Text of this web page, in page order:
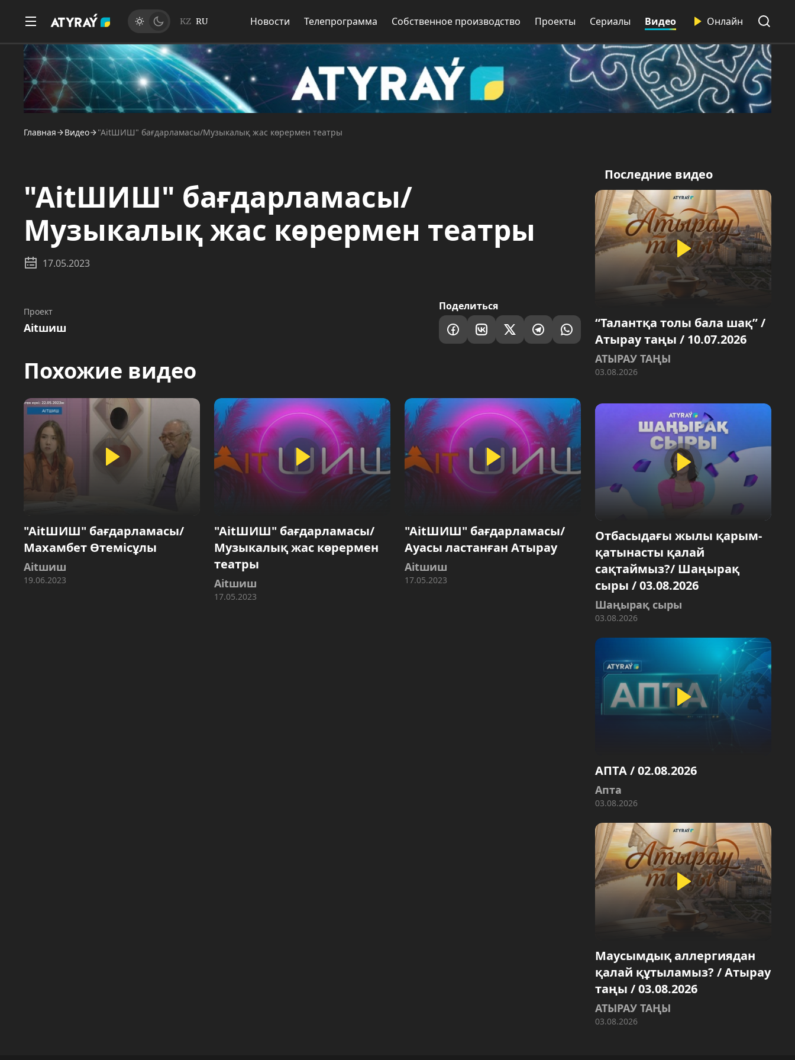
KZ RU Новости Телепрограмма Собственное производство Проекты Сериалы Видео Онлайн
Главная Видео "AitШИШ" бағдарламасы/Музыкалық жас көрермен театры
"AitШИШ" бағдарламасы/
Музыкалық жас көрермен театры
17.05.2023
Проект
Aitшиш
Поделиться
Похожие видео
"AitШИШ" бағдарламасы/
Махамбет Өтемісұлы
Aitшиш
19.06.2023
"AitШИШ" бағдарламасы/
Музыкалық жас көрермен
театры
Aitшиш
17.05.2023
"AitШИШ" бағдарламасы/
Ауасы ластанған Атырау
Aitшиш
17.05.2023
Последние видео
“Талантқа толы бала шақ” /
Атырау таңы / 10.07.2026
АТЫРАУ ТАҢЫ
03.08.2026
Отбасыдағы жылы қарым-
қатынасты қалай
сақтаймыз?/ Шаңырақ
сыры / 03.08.2026
Шаңырақ сыры
03.08.2026
АПТА / 02.08.2026
Aпта
03.08.2026
Маусымдық аллергиядан
қалай құтыламыз? / Атырау
таңы / 03.08.2026
АТЫРАУ ТАҢЫ
03.08.2026